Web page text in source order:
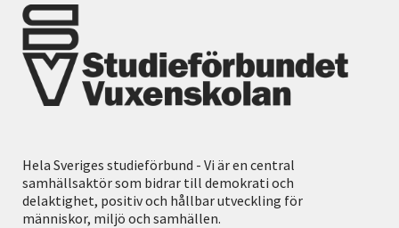
Hela Sveriges studieförbund - Vi är en central
samhällsaktör som bidrar till demokrati och
delaktighet, positiv och hållbar utveckling för
människor, miljö och samhällen.